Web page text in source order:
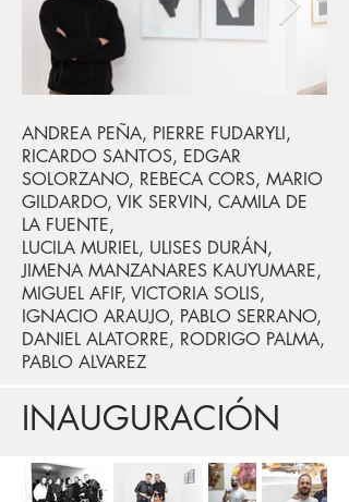
ANDREA PEÑA, PIERRE FUDARYLI,
RICARDO SANTOS, EDGAR
SOLORZANO, REBECA CORS, MARIO
GILDARDO, VIK SERVIN, CAMILA DE
LA FUENTE,
LUCILA MURIEL, ULISES DURÁN,
JIMENA MANZANARES KAUYUMARE,
MIGUEL AFIF, VICTORIA SOLIS,
IGNACIO ARAUJO, PABLO SERRANO,
DANIEL ALATORRE, RODRIGO PALMA,
PABLO ALVAREZ
INAUGURACIÓN